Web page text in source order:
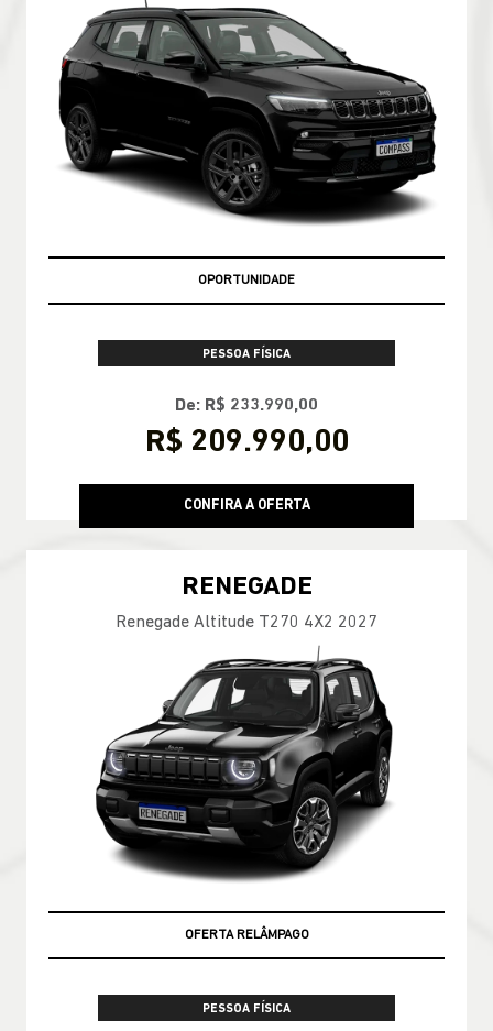
OPORTUNIDADE
PESSOA FÍSICA
De: R$ 233.990,00
R$ 209.990,00
CONFIRA A OFERTA
RENEGADE
Renegade Altitude T270 4X2 2027
OFERTA RELÂMPAGO
PESSOA FÍSICA